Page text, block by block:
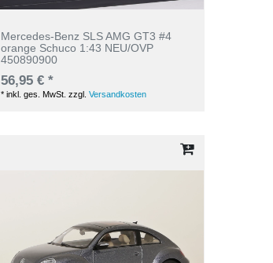
Mercedes-Benz SLS AMG GT3 #4
orange Schuco 1:43 NEU/OVP
450890900
56,95 € *
*inkl. ges. MwSt. zzgl.Versandkosten